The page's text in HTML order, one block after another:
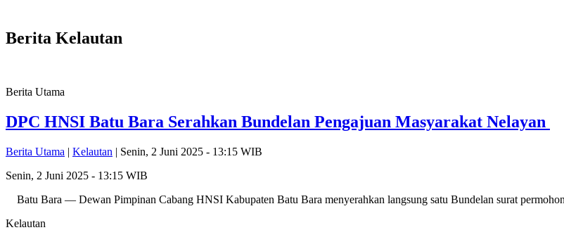
Berita Kelautan
Berita Utama
DPC HNSI Batu Bara Serahkan Bundelan Pengajuan Masyarakat Nelayan
Berita Utama | Kelautan | Senin, 2 Juni 2025 - 13:15 WIB
Senin, 2 Juni 2025 - 13:15 WIB
Batu Bara — Dewan Pimpinan Cabang HNSI Kabupaten Batu Bara menyerahkan langsung satu Bundelan surat
Kelautan